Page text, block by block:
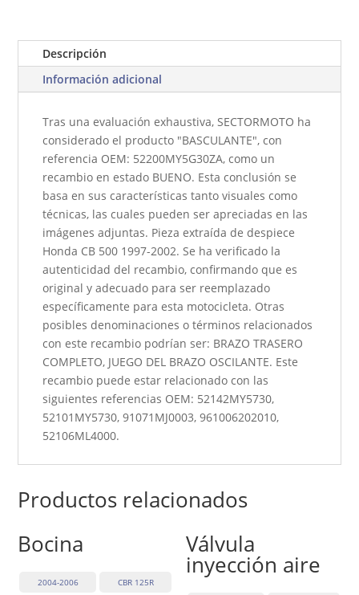
Descripción
Información adicional
Tras una evaluación exhaustiva, SECTORMOTO ha
considerado el producto "BASCULANTE", con
referencia OEM: 52200MY5G30ZA, como un
recambio en estado BUENO. Esta conclusión se
basa en sus características tanto visuales como
técnicas, las cuales pueden ser apreciadas en las
imágenes adjuntas. Pieza extraída de despiece
Honda CB 500 1997-2002. Se ha verificado la
autenticidad del recambio, confirmando que es
original y adecuado para ser reemplazado
específicamente para esta motocicleta. Otras
posibles denominaciones o términos relacionados
con este recambio podrían ser: BRAZO TRASERO
COMPLETO, JUEGO DEL BRAZO OSCILANTE. Este
recambio puede estar relacionado con las
siguientes referencias OEM: 52142MY5730,
52101MY5730, 91071MJ0003, 961006202010,
52106ML4000.
Productos relacionados
Bocina
2004-2006 CBR 125R
Válvula
inyección aire